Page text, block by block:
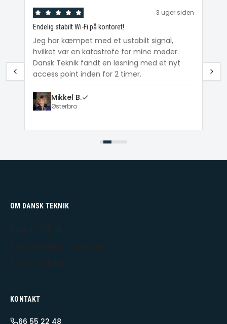
3 uger siden
Endelig stabilt Wi-Fi på kontoret!
Jeg har kæmpet med et ustabilt signal,
hvilket var en katastrofe for mine møder.
Dansk Teknik fandt en løsning med et nyt
access point inden for 2 timer.
Mikkel B.
Østerbro
OM DANSK TEKNIK
KONTAKT
66 55 22 48